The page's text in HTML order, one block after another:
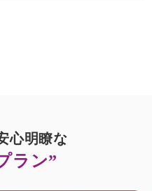
心明瞭な
ラン”